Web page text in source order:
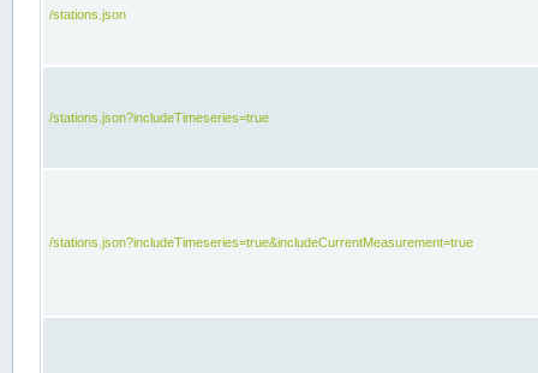
/stations.json
/stations.json?includeTimeseries=true
/stations.json?includeTimeseries=true&includeCurrentMeasurement=true